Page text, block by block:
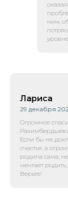
ним,
Лариса
29 декабря
Огромное
Если бы не
счастья, а
родила сама,
мечтает
Верьте!